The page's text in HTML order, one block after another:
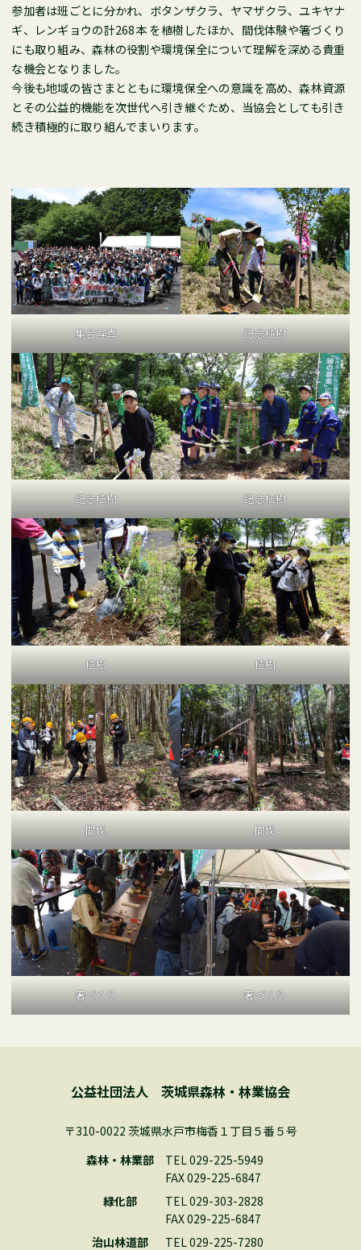
参加者は班ごとに分かれ、ボタンザクラ、ヤマザクラ、ユキヤナ
ギ、レンギョウの計268本 を植樹したほか、間伐体験や箸づくり
にも取り組み、森林の役割や環境保全について理解を深める貴重
な機会となりました。
今後も地域の皆さまとともに環境保全への意識を高め、森林資源
とその公益的機能を次世代へ引き継ぐため、当協会としても引き
続き積極的に取り組んでまいります。
集合写真 記念植樹
記念植樹 記念植樹
植樹 植樹
間伐 間伐
箸づくり 箸づくり
公益社団法人 茨城県森林・林業協会
〒310-0022 茨城県水戸市梅香１丁目５番５号
森林・林業部
TEL 029-225-5949
FAX 029-225-6847
緑化部
TEL 029-303-2828
FAX 029-225-6847
治山林道部
TEL 029-225-7280